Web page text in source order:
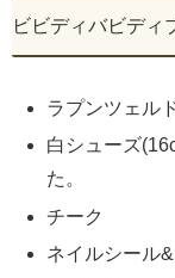
ビビディバビディ
ラプンツェル
白シューズ
た。
チーク
ネイルシール